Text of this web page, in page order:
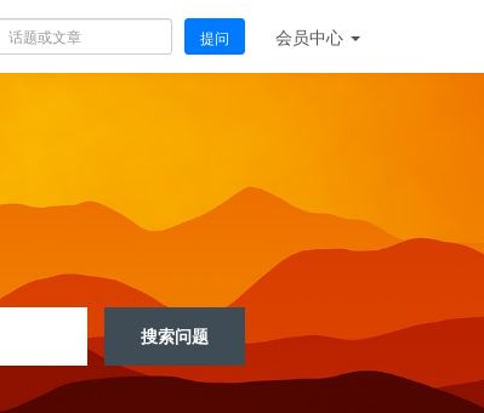
提问 会员中心
搜索问题